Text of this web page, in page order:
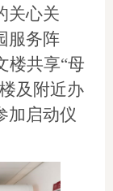
关心关
服务阵
楼共享“母
及附近办
加启动仪